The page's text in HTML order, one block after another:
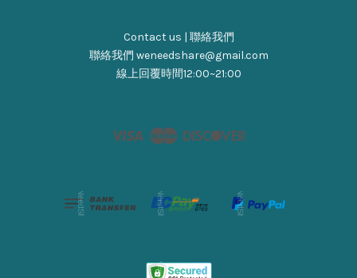
Contact us | 聯絡我們
聯絡我們 weneedshare@gmail.com
線上回覆時間12:00~21:00
Visa Master